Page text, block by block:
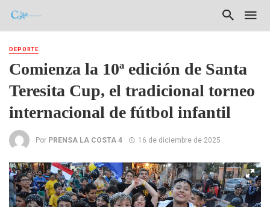
DEPORTE
Comienza la 10ª edición de Santa
Teresita Cup, el tradicional torneo
internacional de fútbol infantil
Por PRENSA LA COSTA 4 16 de diciembre de 2025